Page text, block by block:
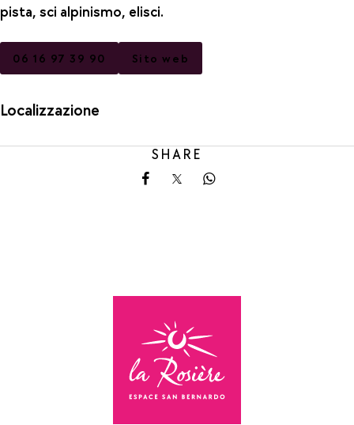
pista, sci alpinismo, elisci.
06 16 97 39 90 Sito web
Localizzazione
SHARE
Share on Facebook
Share on X
Share on Whatsapp